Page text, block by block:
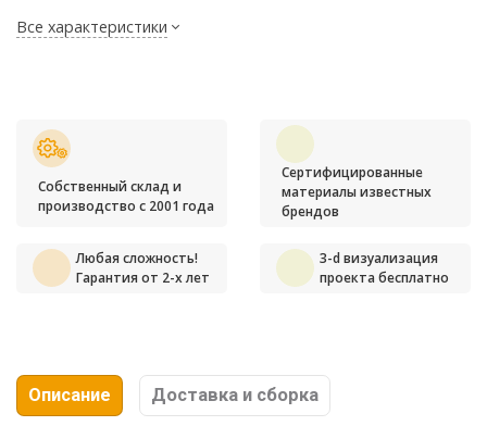
Все характеристики
Собственный склад и
производство с 2001 года
Сертифицированные
материалы известных
брендов
Любая сложность!
Гарантия от 2-х лет
3-d визуализация
проекта бесплатно
Описание Доставка и сборка